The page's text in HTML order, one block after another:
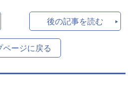
後の記事を読む
ページに戻る